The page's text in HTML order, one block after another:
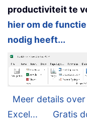
productiviteit te
hier om de
nodig heeft...
Meer details
Excel...
Gratis